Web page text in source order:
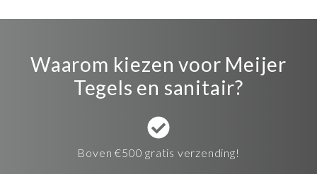
Waarom kiezen voor Meijer
Tegels en sanitair?
Boven €500 gratis verzending!